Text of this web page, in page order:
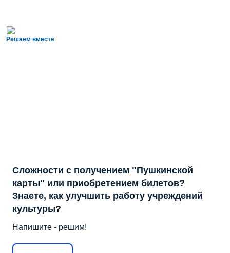
Решаем вместе
Сложности с получением "Пушкинской
карты" или приобретением билетов?
Знаете, как улучшить работу учреждений
культуры?
Напишите - решим!